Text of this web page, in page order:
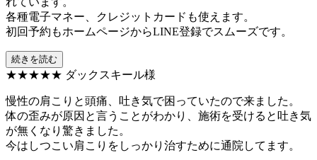
各種電子マネー、クレジットカードも使えます。
初回予約もホームページからLINE登録でスムーズです。
続きを読む
★★★★★ ダックスキール様
慢性の肩こりと頭痛、吐き気で困っていたので来ました。
体の歪みが原因と言うことがわかり、施術を受けると吐き気
が無くなり驚きました。
今はしつこい肩こりをしっかり治すために通院してます。